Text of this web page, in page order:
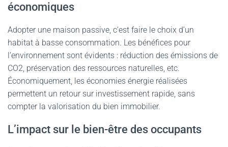
économiques
Adopter une maison passive, c’est faire le choix d’un
habitat à basse consommation. Les bénéfices pour
l’environnement sont évidents : réduction des émissions de
CO2, préservation des ressources naturelles, etc.
Économiquement, les économies énergie réalisées
permettent un retour sur investissement rapide, sans
compter la valorisation du bien immobilier.
L’impact sur le bien-être des occupants